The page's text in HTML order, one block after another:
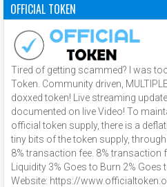
OFFICIAL TOKEN
Tired of getting scammed? I was
Token. Community driven,
doxxed token! Live streaming
documented on live Video! To
official token supply, there is a
tiny bits of the token supply,
8% transaction fee. 8% transaction
Liquidity 3% Goes to Burn 2% Goes
Website: https://